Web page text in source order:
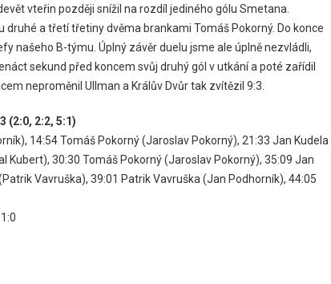
vteřin později snížil na rozdíl jediného gólu Smetana.
druhé a třetí třetiny dvěma brankami Tomáš Pokorný. Do konce
našeho B-týmu. Úplný závěr duelu jsme ale úplně nezvládli,
sekund před koncem svůj druhý gól v utkání a poté zařídil
neproměnil Ullman a Králův Dvůr tak zvítězil 9:3.
(2:0, 2:2, 5:1)
14:54Tomáš Pokorný(Jaroslav Pokorný), 21:33 Jan Kudela
Kubert), 30:30 Tomáš Pokorný(Jaroslav Pokorný), 35:09 Jan
Vavruška), 39:01 Patrik Vavruška (Jan Podhorník), 44:05
1:0